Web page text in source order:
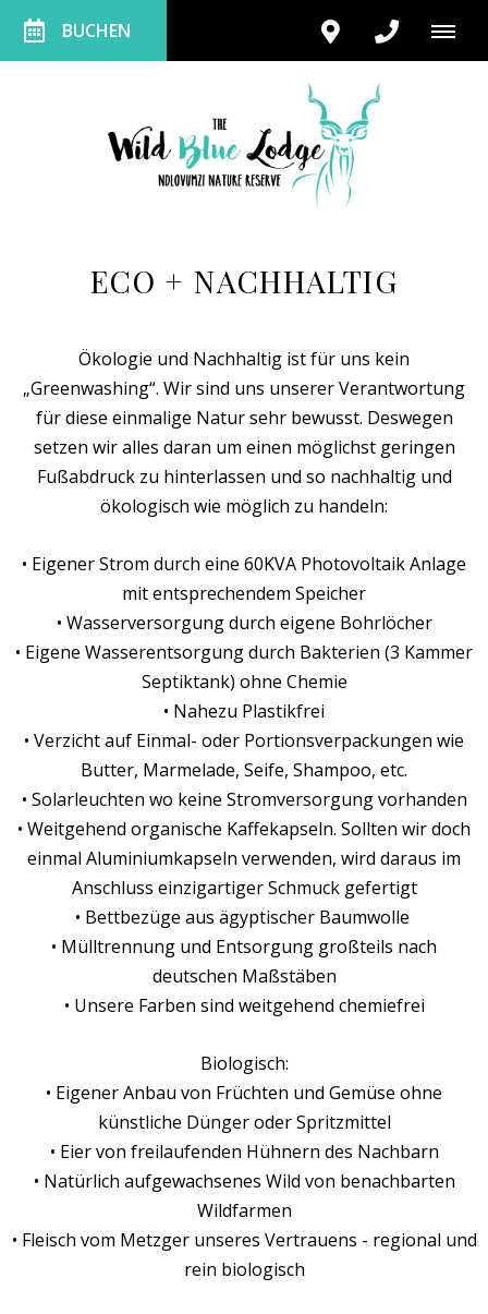
BUCHEN
ECO + NACHHALTIG
Ökologie und Nachhaltig ist für uns kein
„Greenwashing“. Wir sind uns unserer Verantwortung
für diese einmalige Natur sehr bewusst. Deswegen
setzen wir alles daran um einen möglichst geringen
Fußabdruck zu hinterlassen und so nachhaltig und
ökologisch wie möglich zu handeln:
• Eigener Strom durch eine 60KVA Photovoltaik Anlage
mit entsprechendem Speicher
• Wasserversorgung durch eigene Bohrlöcher
• Eigene Wasserentsorgung durch Bakterien (3 Kammer
Septiktank) ohne Chemie
• Nahezu Plastikfrei
• Verzicht auf Einmal- oder Portionsverpackungen wie
Butter, Marmelade, Seife, Shampoo, etc.
• Solarleuchten wo keine Stromversorgung vorhanden
• Weitgehend organische Kaffekapseln. Sollten wir doch
einmal Aluminiumkapseln verwenden, wird daraus im
Anschluss einzigartiger Schmuck gefertigt
• Bettbezüge aus ägyptischer Baumwolle
• Mülltrennung und Entsorgung großteils nach
deutschen Maßstäben
• Unsere Farben sind weitgehend chemiefrei
Biologisch:
• Eigener Anbau von Früchten und Gemüse ohne
künstliche Dünger oder Spritzmittel
• Eier von freilaufenden Hühnern des Nachbarn
• Natürlich aufgewachsenes Wild von benachbarten
Wildfarmen
• Fleisch vom Metzger unseres Vertrauens - regional und
rein biologisch